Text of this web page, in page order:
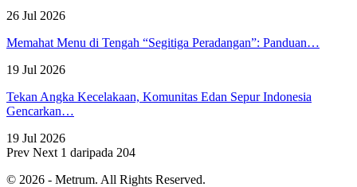
26 Jul 2026
Memahat Menu di Tengah “Segitiga Peradangan”: Panduan…
19 Jul 2026
Tekan Angka Kecelakaan, Komunitas Edan Sepur Indonesia
Gencarkan…
19 Jul 2026
Prev Next 1 daripada 204
© 2026 - Metrum. All Rights Reserved.